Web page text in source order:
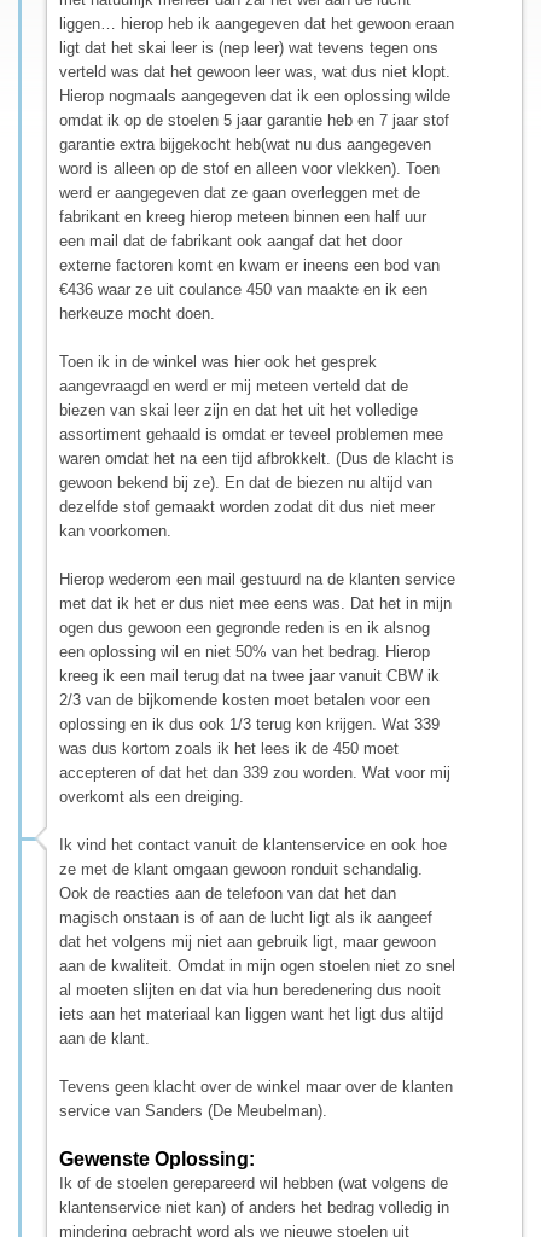
liggen… hierop heb ik aangegeven dat het gewoon eraan
ligt dat het skai leer is (nep leer) wat tevens tegen ons
verteld was dat het gewoon leer was, wat dus niet klopt.
Hierop nogmaals aangegeven dat ik een oplossing wilde
omdat ik op de stoelen 5 jaar garantie heb en 7 jaar stof
garantie extra bijgekocht heb(wat nu dus aangegeven
word is alleen op de stof en alleen voor vlekken). Toen
werd er aangegeven dat ze gaan overleggen met de
fabrikant en kreeg hierop meteen binnen een half uur
een mail dat de fabrikant ook aangaf dat het door
externe factoren komt en kwam er ineens een bod van
€436 waar ze uit coulance 450 van maakte en ik een
herkeuze mocht doen.
Toen ik in de winkel was hier ook het gesprek
aangevraagd en werd er mij meteen verteld dat de
biezen van skai leer zijn en dat het uit het volledige
assortiment gehaald is omdat er teveel problemen mee
waren omdat het na een tijd afbrokkelt. (Dus de klacht is
gewoon bekend bij ze). En dat de biezen nu altijd van
dezelfde stof gemaakt worden zodat dit dus niet meer
kan voorkomen.
Hierop wederom een mail gestuurd na de klanten service
met dat ik het er dus niet mee eens was. Dat het in mijn
ogen dus gewoon een gegronde reden is en ik alsnog
een oplossing wil en niet 50% van het bedrag. Hierop
kreeg ik een mail terug dat na twee jaar vanuit CBW ik
2/3 van de bijkomende kosten moet betalen voor een
oplossing en ik dus ook 1/3 terug kon krijgen. Wat 339
was dus kortom zoals ik het lees ik de 450 moet
accepteren of dat het dan 339 zou worden. Wat voor mij
overkomt als een dreiging.
Ik vind het contact vanuit de klantenservice en ook hoe
ze met de klant omgaan gewoon ronduit schandalig.
Ook de reacties aan de telefoon van dat het dan
magisch onstaan is of aan de lucht ligt als ik aangeef
dat het volgens mij niet aan gebruik ligt, maar gewoon
aan de kwaliteit. Omdat in mijn ogen stoelen niet zo snel
al moeten slijten en dat via hun beredenering dus nooit
iets aan het materiaal kan liggen want het ligt dus altijd
aan de klant.
Tevens geen klacht over de winkel maar over de klanten
service van Sanders (De Meubelman).
Gewenste Oplossing:
Ik of de stoelen gerepareerd wil hebben (wat volgens de
klantenservice niet kan) of anders het bedrag volledig in
mindering gebracht word als we nieuwe stoelen uit